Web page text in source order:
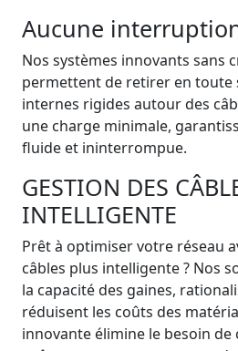
Aucune
Nos systèmes innovants sans
permettent de retirer en toute
internes rigides autour des
une charge minimale,
fluide et ininterrompue.
GESTION DES
INTELLIGENTE
Prêt à optimiser votre réseau
câbles plus intelligente ? Nos
la capacité des gaines,
réduisent les coûts des
innovante élimine le besoin